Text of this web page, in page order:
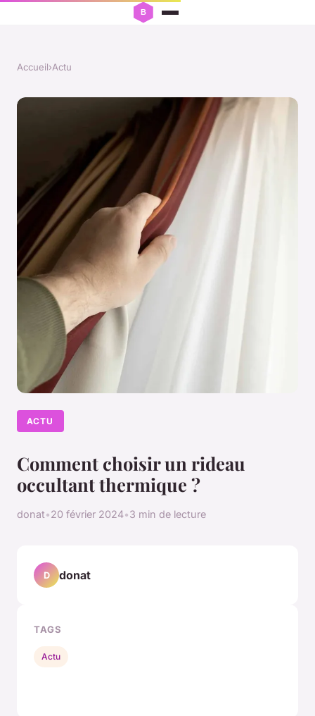
Accueil›Actu
ACTU
Comment choisir un rideau
occultant thermique ?
donat•20 février 2024•3 min de lecture
D donat
TAGS
Actu